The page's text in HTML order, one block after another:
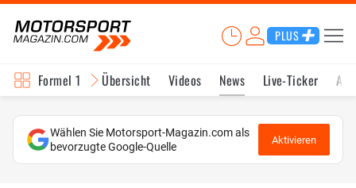
PLUS
Formel 1 Übersicht Videos News Live-Ticker
Wählen Sie Motorsport-Magazin.com als
bevorzugte Google-Quelle
Aktivieren